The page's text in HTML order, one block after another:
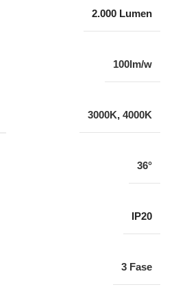
2.000 Lumen
100lm/w
3000K, 4000K
36°
IP20
3 Fase